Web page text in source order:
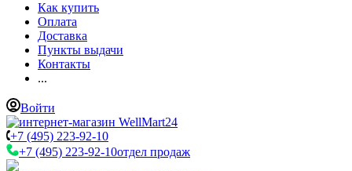
Как купить
Оплата
Доставка
Пункты выдачи
Контакты
...
Войти
+7 (495) 223-92-10
+7 (495) 223-92-10отдел продаж